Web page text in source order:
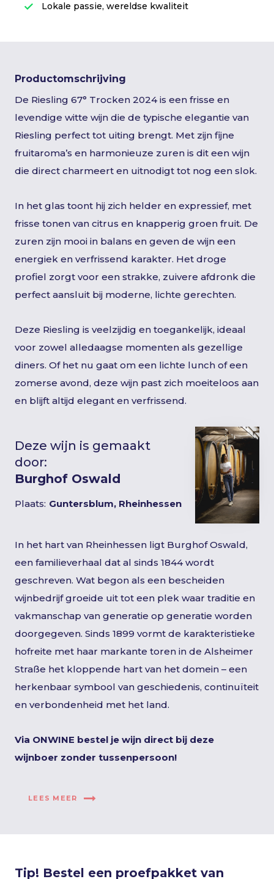
Lokale passie, wereldse kwaliteit
Productomschrijving
De Riesling 67° Trocken 2024 is een frisse en
levendige witte wijn die de typische elegantie van
Riesling perfect tot uiting brengt. Met zijn fijne
fruitaroma’s en harmonieuze zuren is dit een wijn
die direct charmeert en uitnodigt tot nog een slok.
In het glas toont hij zich helder en expressief, met
frisse tonen van citrus en knapperig groen fruit. De
zuren zijn mooi in balans en geven de wijn een
energiek en verfrissend karakter. Het droge
profiel zorgt voor een strakke, zuivere afdronk die
perfect aansluit bij moderne, lichte gerechten.
Deze Riesling is veelzijdig en toegankelijk, ideaal
voor zowel alledaagse momenten als gezellige
diners. Of het nu gaat om een lichte lunch of een
zomerse avond, deze wijn past zich moeiteloos aan
en blijft altijd elegant en verfrissend.
Deze wijn is gemaakt
door:
Burghof Oswald
Plaats: Guntersblum, Rheinhessen
In het hart van Rheinhessen ligt Burghof Oswald,
een familieverhaal dat al sinds 1844 wordt
geschreven. Wat begon als een bescheiden
wijnbedrijf groeide uit tot een plek waar traditie en
vakmanschap van generatie op generatie worden
doorgegeven. Sinds 1899 vormt de karakteristieke
hofreite met haar markante toren in de Alsheimer
Straße het kloppende hart van het domein – een
herkenbaar symbool van geschiedenis, continuïteit
en verbondenheid met het land.
Via ONWINE bestel je wijn direct bij deze
wijnboer zonder tussenpersoon!
LEES MEER
Tip! Bestel een proefpakket van